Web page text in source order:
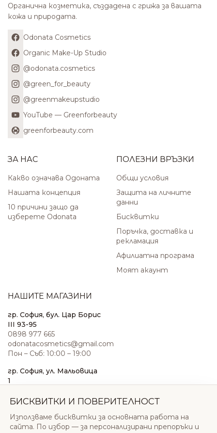
Органична козметика, създадена с грижа за вашата
кожа и природата.
Odonata Cosmetics
Organic Make-Up Studio
@odonata.cosmetics
@green_for_beauty
@greenmakeupstudio
YouTube — Greenforbeauty
greenforbeauty.com
ЗА НАС
Какво означава Одоната
Нашата концепция
10 причини защо да
изберете Odonata
ПОЛЕЗНИ ВРЪЗКИ
Общи условия
Защита на личните
данни
Бисквитки
Поръчка, доставка и
рекламация
Афилиатна програма
Моят акаунт
НАШИТЕ МАГАЗИНИ
гр. София, бул. Цар Борис
III 93-95
0898 977 665
odonatacosmetics@gmail.com
Пон – Съб: 10:00 – 19:00
гр. София, ул. Мальовица
1
sales@odonatacosmetics.com
Нед: 11:00 – 18:00
БИСКВИТКИ И ПОВЕРИТЕЛНОСТ
Използваме бисквитки за основната работа на
сайта. По избор — за персонализирани препоръки и